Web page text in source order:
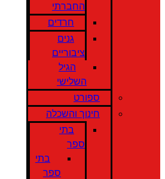
החברתי
חרדים
גנים
ציבוריים
הגיל
השלישי
ספורט
חינוך והשכלה
בתי
ספר
בתי
ספר